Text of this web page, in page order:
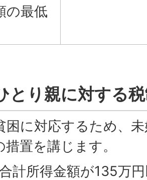
の最低
とり親に対する
困に対応するため、
置を講じます。
計所得金額が135万